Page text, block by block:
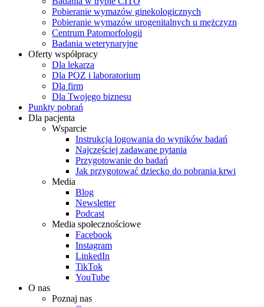
Pobieranie wymazów ginekologicznych
Pobieranie wymazów urogenitalnych u mężczyzn
Centrum Patomorfologii
Badania weterynaryjne
Oferty współpracy
Dla lekarza
Dla POZ i laboratorium
Dla firm
Dla Twojego biznesu
Punkty pobrań
Dla pacjenta
Wsparcie
Instrukcja logowania do wyników badań
Najczęściej zadawane pytania
Przygotowanie do badań
Jak przygotować dziecko do pobrania krwi
Media
Blog
Newsletter
Podcast
Media społecznościowe
Facebook
Instagram
LinkedIn
TikTok
YouTube
O nas
Poznaj nas